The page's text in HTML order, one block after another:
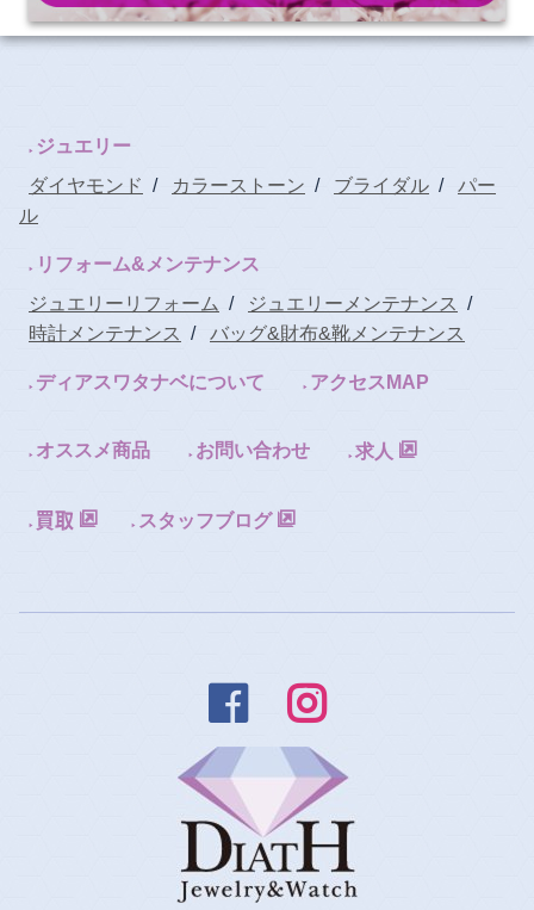
ジュエリー
ダイヤモンド / カラーストーン / ブライダル /
パー
ル
リフォーム&メンテナンス
ジュエリーリフォーム / ジュエリーメンテナンス
/
時計メンテナンス
/ バッグ&財布&靴メンテナンス
ディアスワタナベについて アクセスMAP
オススメ商品 お問い合わせ 求人
スタッフブログ
 